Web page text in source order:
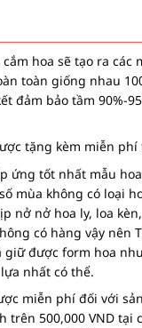
hoa sẽ tạo ra các
toàn giống nhau
đảm bảo tầm 90%-
tặng kèm miễn
ứng tốt nhất mẫu
mùa không có loại
nở nở hoa ly, loa
có hàng vậy nên
giữ được form hoa
nhất có thể.
miễn phí đối với
trên 500,000 VND tại